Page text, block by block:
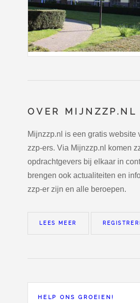
OVER MIJNZZP.NL
Mijnzzp.nl is een gratis website
zzp-ers. Via Mijnzzp.nl komen
opdrachtgevers bij elkaar in
brengen ook actualiteiten en
zzp-er zijn en alle beroepen.
LEES MEER
HELP ONS GROEIEN!